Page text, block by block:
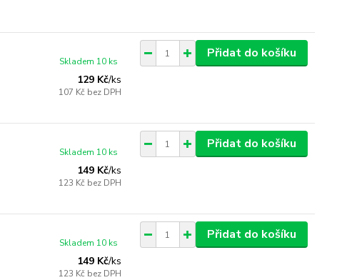
129 Kč/ks
107 Kč bez DPH
Skladem 10 ks
Přidat do košíku
149 Kč/ks
123 Kč bez DPH
Skladem 10 ks
Přidat do košíku
149 Kč/ks
123 Kč bez DPH
Skladem 10 ks
Přidat do košíku